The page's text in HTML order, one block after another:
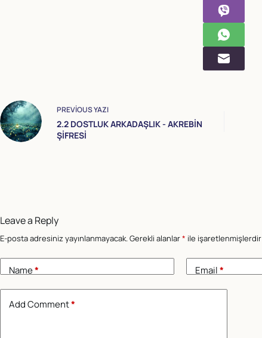
PREVIOUSYAZI
2.2 DOSTLUK ARKADAŞLIK - AKREBİN
ŞİFRESİ
Leave a Reply
E-posta adresiniz yayınlanmayacak.Gerekli alanlar* ile işaretlenmişlerdir
Name* Email*
Add Comment*